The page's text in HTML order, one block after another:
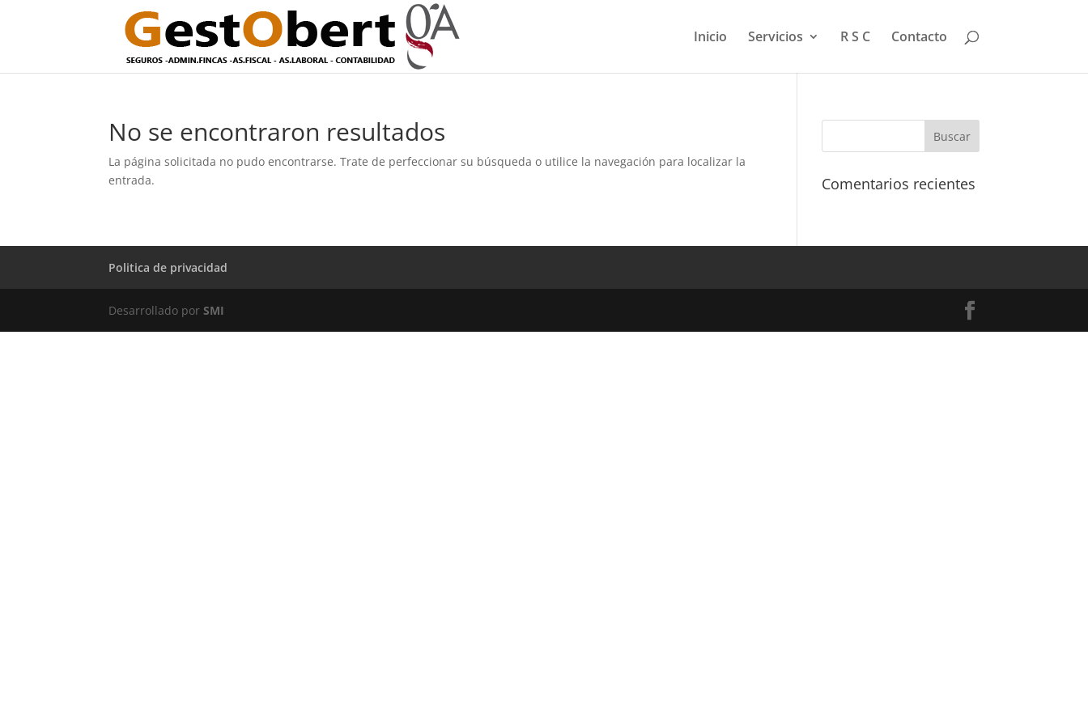
Inicio Servicios R S C Contacto
No se encontraron resultados
La página solicitada no pudo encontrarse. Trate de perfeccionar su búsqueda o utilice la navegación para localizar la
entrada.
Comentarios recientes
Politica de privacidad
Desarrollado porSMI